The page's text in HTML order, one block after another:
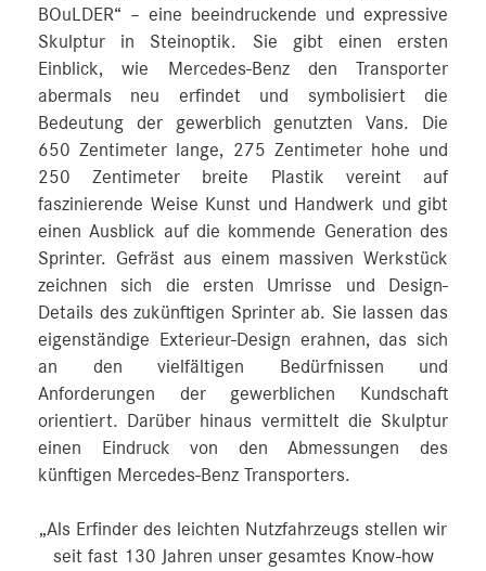
BOuLDER“ – eine beeindruckende und expressive
Skulptur in Steinoptik. Sie gibt einen ersten
Einblick, wie Mercedes‑Benz den Transporter
abermals neu erfindet und symbolisiert die
Bedeutung der gewerblich genutzten Vans. Die
650 Zentimeter lange, 275 Zentimeter hohe und
250 Zentimeter breite Plastik vereint auf
faszinierende Weise Kunst und Handwerk und gibt
einen Ausblick auf die kommende Generation des
Sprinter. Gefräst aus einem massiven Werkstück
zeichnen sich die ersten Umrisse und Design-
Details des zukünftigen Sprinter ab. Sie lassen das
eigenständige Exterieur-Design erahnen, das sich
an den vielfältigen Bedürfnissen und
Anforderungen der gewerblichen Kundschaft
orientiert. Darüber hinaus vermittelt die Skulptur
einen Eindruck von den Abmessungen des
künftigen Mercedes‑Benz Transporters.
„Als Erfinder des leichten Nutzfahrzeugs stellen wir
seit fast 130 Jahren unser gesamtes Know-how